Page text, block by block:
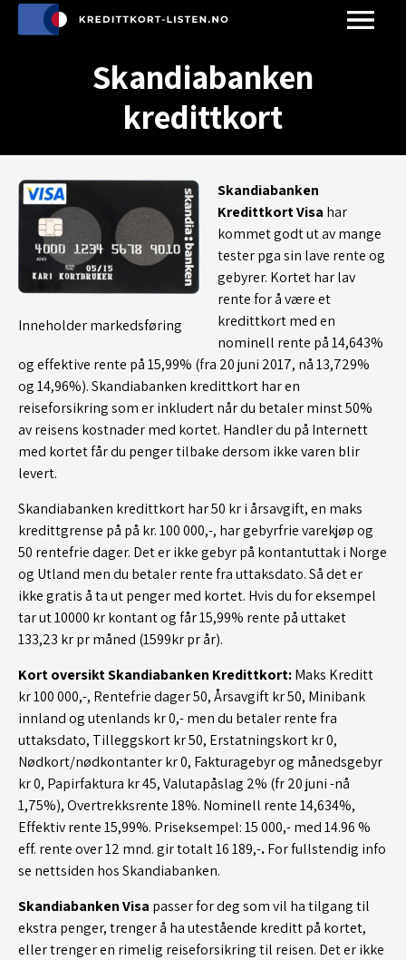
Skandiabanken
kredittkort
Inneholder markedsføring
Skandiabanken
Kredittkort Visa har
kommet godt ut av mange
tester pga sin lave rente og
gebyrer. Kortet har lav
rente for å være et
kredittkort med en
nominell rente på 14,643%
og effektive rente på 15,99% (fra 20 juni 2017, nå 13,729%
og 14,96%). Skandiabanken kredittkort har en
reiseforsikring som er inkludert når du betaler minst 50%
av reisens kostnader med kortet. Handler du på Internett
med kortet får du penger tilbake dersom ikke varen blir
levert.
Skandiabanken kredittkort har 50 kr i årsavgift, en maks
kredittgrense på på kr. 100 000,-, har gebyrfrie varekjøp og
50 rentefrie dager. Det er ikke gebyr på kontantuttak i Norge
og Utland men du betaler rente fra uttaksdato. Så det er
ikke gratis å ta ut penger med kortet. Hvis du for eksempel
tar ut 10000 kr kontant og får 15,99% rente på uttaket
133,23 kr pr måned (1599kr pr år).
Kort oversikt Skandiabanken Kredittkort:Maks Kreditt
kr 100 000,-, Rentefrie dager 50, Årsavgift kr 50, Minibank
innland og utenlands kr 0,- men du betaler rente fra
uttaksdato, Tilleggskort kr 50, Erstatningskort kr 0,
Nødkort/nødkontanter kr 0, Fakturagebyr og månedsgebyr
kr 0, Papirfaktura kr 45, Valutapåslag 2% (fr 20 juni -nå
1,75%), Overtrekksrente 18%. Nominell rente 14,634%,
Effektiv rente 15,99%. Priseksempel: 15 000,- med 14.96 %
eff. rente over 12 mnd. gir totalt 16 189,-.For fullstendig info
se nettsiden hos Skandiabanken.
Skandiabanken Visa passer for deg som vil ha tilgang til
ekstra penger, trenger å ha utestående kreditt på kortet,
eller trenger en rimelig reiseforsikring til reisen. Det er ikke